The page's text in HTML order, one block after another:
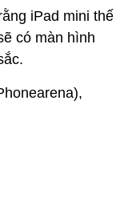
iPad mini thế
có màn hình